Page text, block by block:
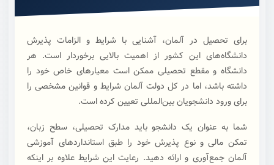
برای تحصیل در آلمان، آشنایی با شرایط و الزامات پذیرش
دانشگاه‌های این کشور از اهمیت بالایی برخوردار است. هر
دانشگاه و مقطع تحصیلی ممکن است معیار‌های خاص خود را
داشته باشد، اما در کل دولت آلمان شرایط و قوانین مشخصی را
برای ورود دانشجویان بین‌المللی تعیین کرده است.
شما به عنوان یک دانشجو باید مدارک تحصیلی، سطح زبان،
تمکن مالی و نوع پذیرش خود را طبق استانداردهای آموزشی
آلمان جمع‌آوری و ارائه دهید. رعایت این شرایط علاوه بر اینکه